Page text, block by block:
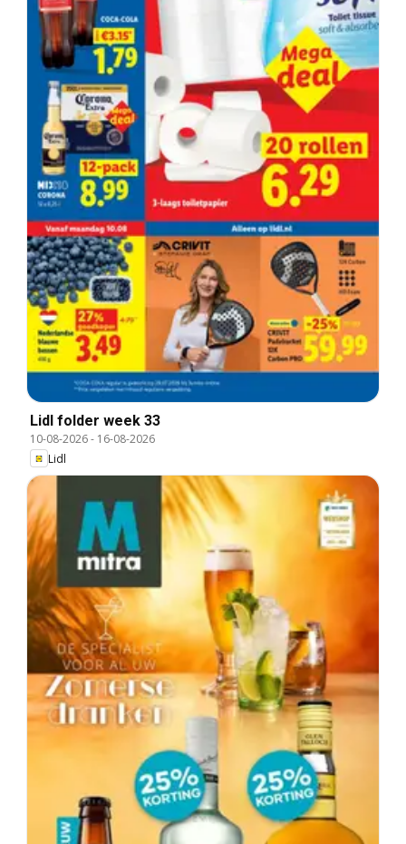
Lidl folder week 33
10-08-2026- 16-08-2026
Lidl